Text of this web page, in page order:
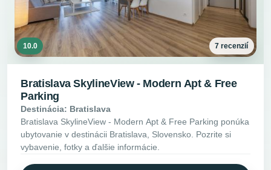
10.0 7 recenzií
Bratislava SkylineView - Modern Apt & Free
Parking
Destinácia: Bratislava
Bratislava SkylineView - Modern Apt & Free Parking ponúka
ubytovanie v destinácii Bratislava, Slovensko. Pozrite si
vybavenie, fotky a ďalšie informácie.